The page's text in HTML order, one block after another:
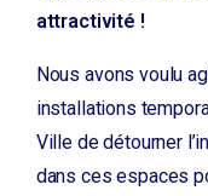
attractivité !
Nous avons voulu
installations
Ville de détourner
dans ces espaces